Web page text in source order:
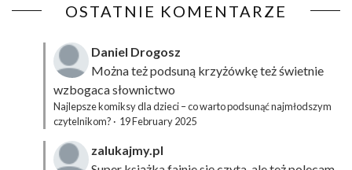
OSTATNIE KOMENTARZE
Daniel Drogosz
Można też podsuną krzyżówkęteż świetnie
wzbogaca słownictwo
Najlepsze komiksy dla dzieci – co warto podsunąć najmłodszym
czytelnikom? · 19 February 2025
zalukajmy.pl